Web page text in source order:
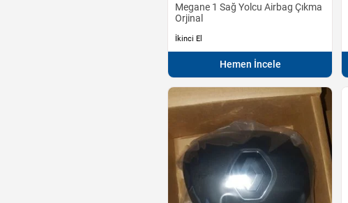
Megane 1 Sağ Yolcu Airbag Çıkma
Orjinal
İkinci El
Hemen İncele